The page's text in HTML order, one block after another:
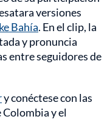
versiones
Bahía. En el clip, la
y pronuncia
entre seguidores de
y conéctese con las
y el